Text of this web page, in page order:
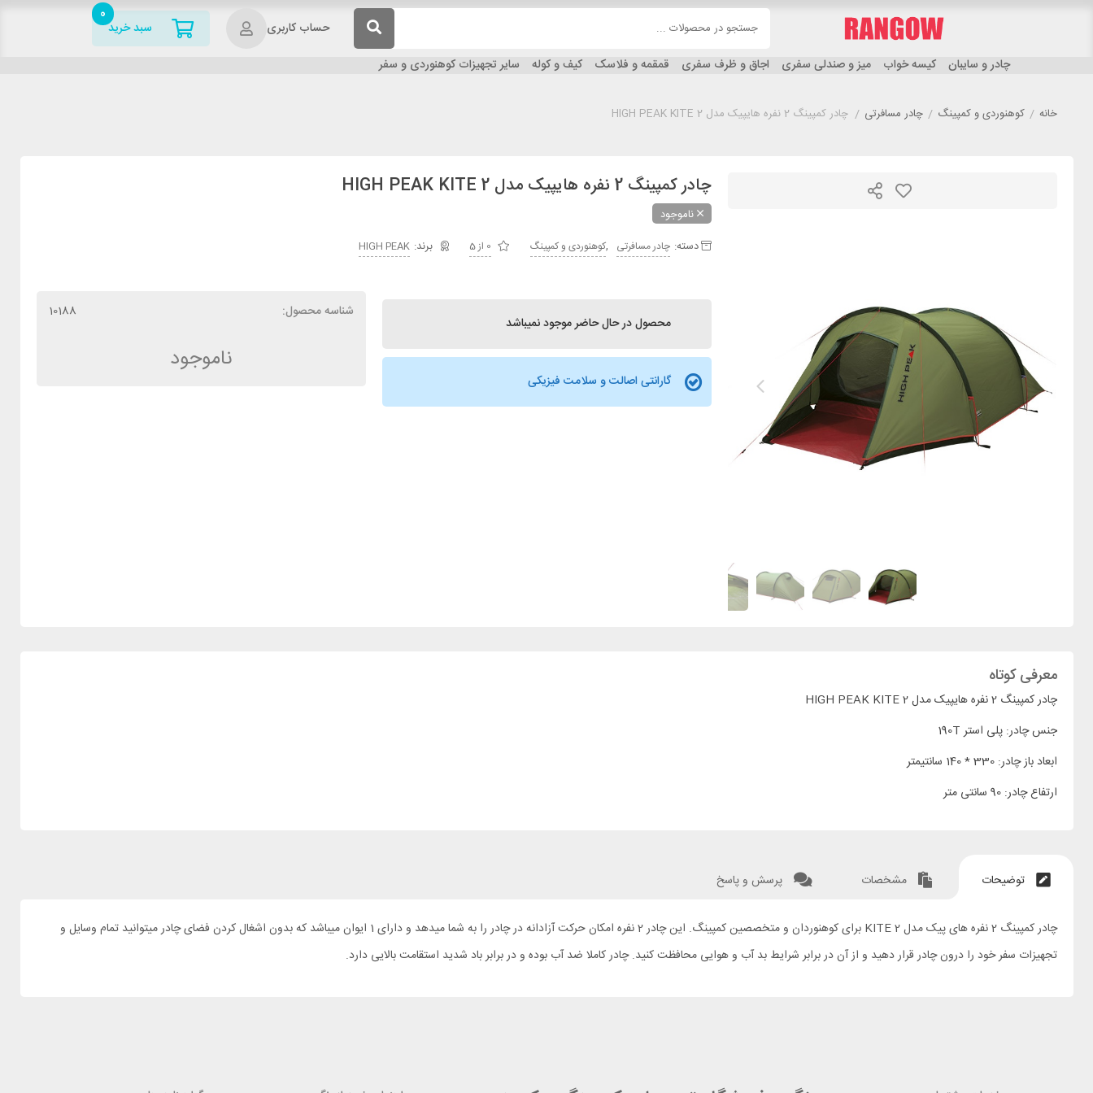
حساب کاربری سبد خرید
0
چادر و سایبان کیسه خواب میز و صندلی سفری اجاق و ظرف سفری قمقمه و فلاسک کیف و کوله سایر تجهیزات کوهنوردی و سفر
خانه / کوهنوردی و کمپینگ / چادر مسافرتی / چادر کمپینگ 2 نفره هایپیک مدل HIGH PEAK KITE 2
چادر کمپینگ 2 نفره هایپیک مدل HIGH PEAK KITE 2
ناموجود
دسته: چادر مسافرتی ,کوهنوردی و کمپینگ 0 از 5 HIGH PEAK
محصول در حال حاضر موجود نمیباشد
گارانتی اصالت و سلامت فیزیکی
شناسه محصول: 10188
ناموجود
معرفی کوتاه
چادر کمپینگ 2 نفره هایپیک مدل HIGH PEAK KITE 2
جنس چادر: پلی استر 190T
ابعاد باز چادر: 330 * 140 سانتیمتر
ارتفاع چادر: 90 سانتی متر
توضیحات مشخصات پرسش و پاسخ
چادر کمپینگ 2 نفره های پیک مدل KITE 2 برای کوهنوردان و متخصصین کمپینگ. این چادر 2 نفره امکان حرکت آزادانه در چادر را به شما میدهد و دارای 1 ایوان میباشد که بدون اشغال کردن فضای چادر میتوانید تمام وسایل و
تجهیزات سفر خود را درون چادر قرار دهید و از آن در برابر شرایط بد آب و هوایی محافظت کنید. چادر کاملا ضد آب بوده و در برابر باد شدید استقامت بالایی دارد.